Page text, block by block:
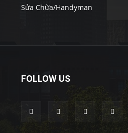
Sửa Chữa/Handyman
FOLLOW US